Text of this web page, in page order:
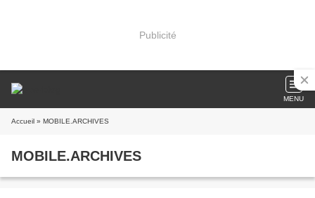
Publicité
MENU
Accueil » MOBILE.ARCHIVES
MOBILE.ARCHIVES